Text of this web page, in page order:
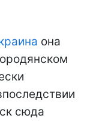
она
сюда